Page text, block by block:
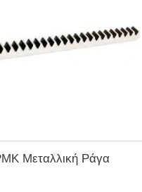
Μεταλλική Ράγα